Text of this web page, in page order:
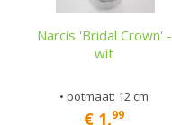
Narcis 'Bridal Crown' -
wit
• potmaat: 12 cm
€ 1,99